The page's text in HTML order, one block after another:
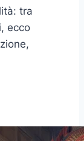
tra
ecco